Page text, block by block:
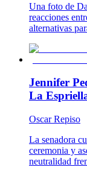
Una foto de
reacciones
alternativas
Jennifer
La
Oscar Repiso
La senadora
ceremonia y
neutralidad